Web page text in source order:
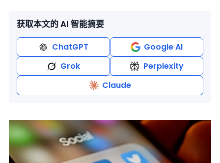
获取本文的 AI 智能摘要
ChatGPT
Google AI
Grok
Perplexity
Claude